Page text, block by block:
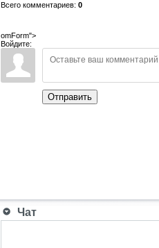
Всего комментариев: 0
omForm">
Войдите:
Отправить
Чат